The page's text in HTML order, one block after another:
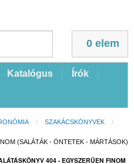
0 elem
Katalógus Írók
SZAKÁCSKÖNYVEK
(SALÁTÁK - ÖNTETEK - MÁRTÁSOK)
404 - EGYSZERŰEN FINOM